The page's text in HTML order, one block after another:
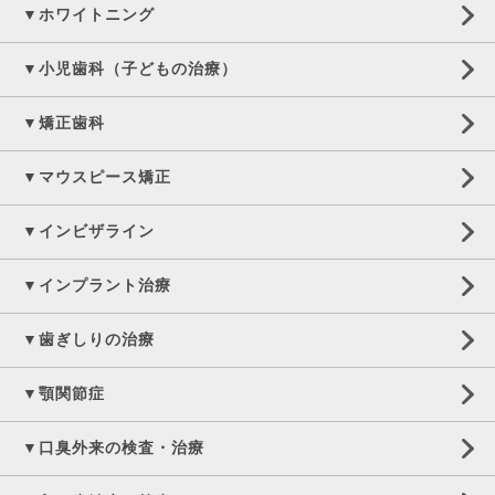
▼ホワイトニング
▼小児歯科（子どもの治療）
▼矯正歯科
▼マウスピース矯正
▼インビザライン
▼インプラント治療
▼歯ぎしりの治療
▼顎関節症
▼口臭外来の検査・治療